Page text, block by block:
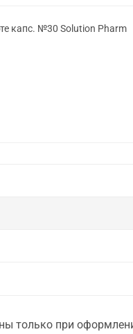
капс. №30 Solution Pharm
только при